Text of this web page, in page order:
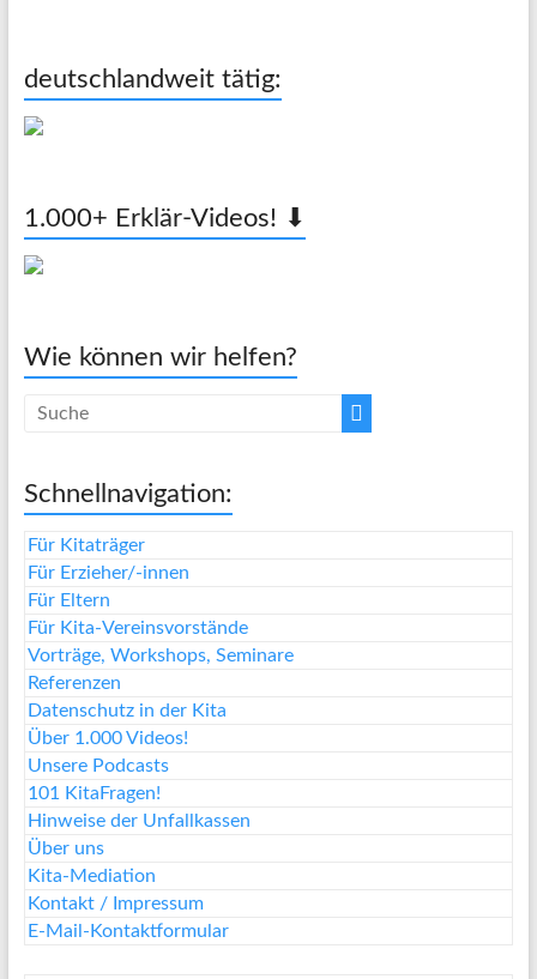
deutschlandweit tätig:
1.000+ Erklär-Videos! ⬇
Wie können wir helfen?
Schnellnavigation:
Für Kitaträger
Für Erzieher/-innen
Für Eltern
Für Kita-Vereinsvorstände
Vorträge, Workshops, Seminare
Referenzen
Datenschutz in der Kita
Über 1.000 Videos!
Unsere Podcasts
101 KitaFragen!
Hinweise der Unfallkassen
Über uns
Kita-Mediation
Kontakt / Impressum
E-Mail-Kontaktformular